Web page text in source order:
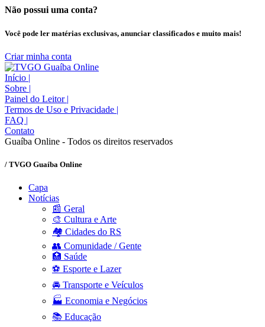
Não possui uma conta?
Você pode ler matérias exclusivas, anunciar classificados e muito mais!
Criar minha conta
Início |
Sobre |
Painel do Leitor |
Termos de Uso e Privacidade |
FAQ |
Contato
Guaíba Online - Todos os direitos reservados
/ TVGO Guaíba Online
Capa
Notícias
📰 Geral
🎨 Cultura e Arte
🏘️ Cidades do RS
👥 Comunidade / Gente
🏥 Saúde
⚽ Esporte e Lazer
🚘 Transporte e Veículos
🏭 Economia e Negócios
📚 Educação